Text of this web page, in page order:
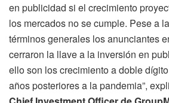
en publicidad si el crecimiento
los mercados no se cumple. Pese a
términos generales los anunciantes
cerraron la llave a la inversión en
ello son los crecimiento a doble
años posteriores a la pandemia”,